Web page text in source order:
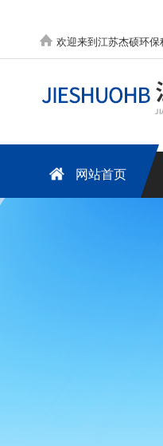
欢迎来到江苏杰硕环保
网站首页